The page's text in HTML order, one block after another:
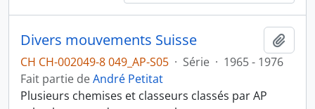
Divers mouvements Suisse
CH CH-002049-8 049_AP-S05 · Série · 1965 - 1976
Fait partie deAndré Petitat
Plusieurs chemises et classeurs classés par AP